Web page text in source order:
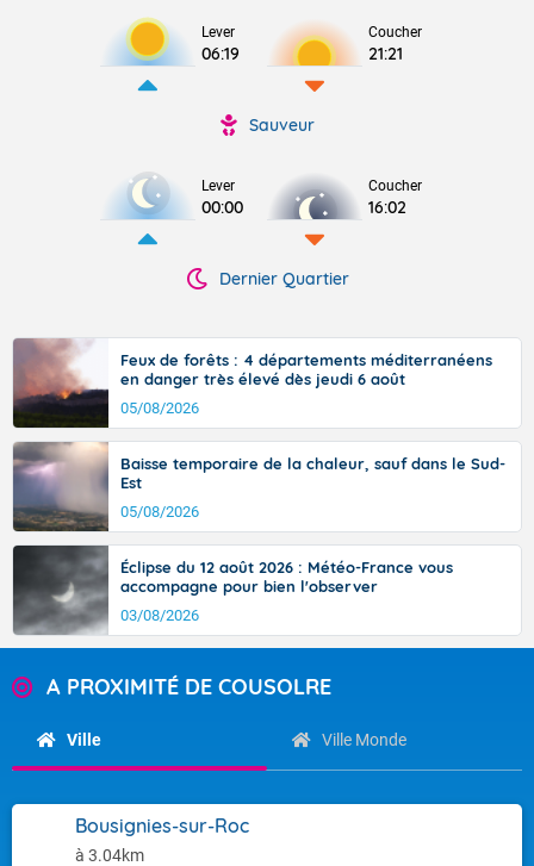
Lever
06:19
Coucher
21:21
Sauveur
Lever
00:00
Coucher
16:02
Dernier Quartier
Feux de forêts : 4 départements méditerranéens
en danger très élevé dès jeudi 6 août
05/08/2026
Baisse temporaire de la chaleur, sauf dans le Sud-
Est
05/08/2026
Éclipse du 12 août 2026 : Météo-France vous
accompagne pour bien l'observer
03/08/2026
A PROXIMITÉ DE COUSOLRE
Ville Ville Monde
Bousignies-sur-Roc
à 3.04km